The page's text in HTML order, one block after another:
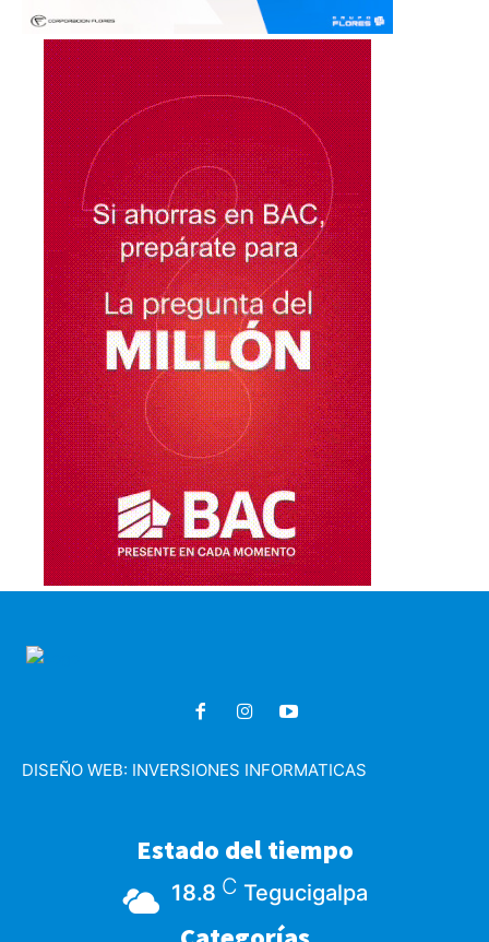
DISEÑO WEB: INVERSIONES INFORMATICAS
Estado del tiempo
18.8 C Tegucigalpa